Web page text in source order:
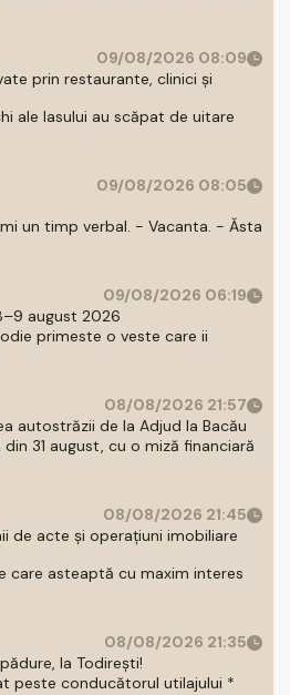
09/08/2026 08:09
prin restaurante, clinici și
ale Iasului au scăpat de uitare
09/08/2026 08:05
un timp verbal. - Vacanta. - Ăsta
09/08/2026 06:19
august 2026
primeste o veste care ii
08/08/2026 21:57
autostrăzii de la Adjud la Bacău
din 31 august, cu o miză financiară
08/08/2026 21:45
de acte și operațiuni imobiliare
care asteaptă cu maxim interes
08/08/2026 21:35
la Todirești!
peste conducătorul utilajului *